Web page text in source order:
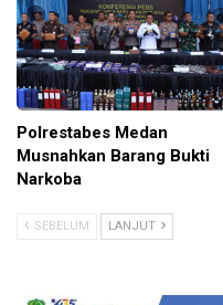
Polrestabes Medan
Musnahkan Barang Bukti
Narkoba
SEBELUM LANJUT